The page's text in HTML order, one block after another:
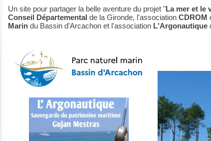
Un site pour partager la belle aventure du projet "La mer et le
Conseil Départemental de la Gironde, l'association CDROM
Marin du Bassin d'Arcachon et l'association L'Argonautique